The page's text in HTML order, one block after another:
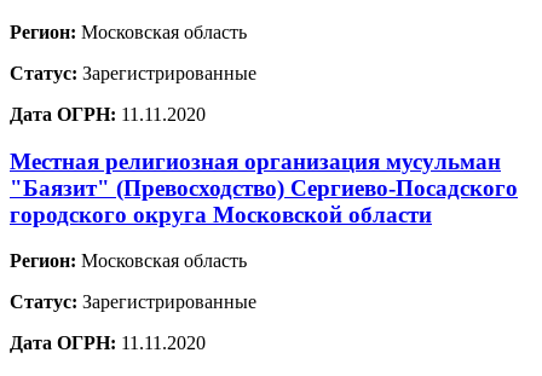
Регион: Московская область
Статус: Зарегистрированные
Дата ОГРН: 11.11.2020
Местная религиозная организация мусульман
"Баязит" (Превосходство) Сергиево-Посадского
городского округа Московской области
Регион: Московская область
Статус: Зарегистрированные
Дата ОГРН: 11.11.2020